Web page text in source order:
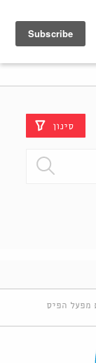
סינון
מפעל הפיס